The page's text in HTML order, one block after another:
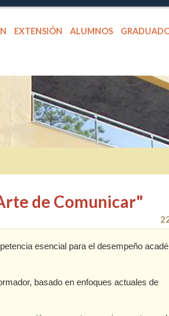
EXTENSIÓN ALUMNOS
de Comunicar"
esencial para el desempeño
basado en enfoques actuales de